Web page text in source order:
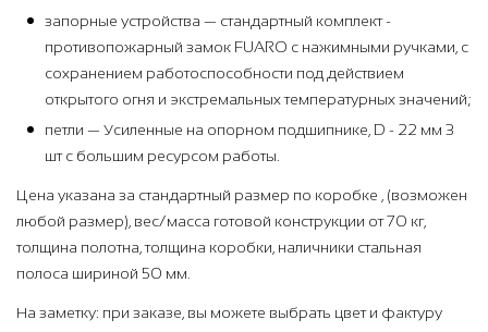
запорные устройства — стандартный комплект -
противопожарный замок FUARO с нажимными ручками, с
сохранением работоспособности под действием
открытого огня и экстремальных температурных значений;
петли — Усиленные на опорном подшипнике, D - 22 мм 3
шт с большим ресурсом работы.
Цена указана за стандартный размер по коробке , (возможен
любой размер), вес/масса готовой конструкции от 70 кг,
толщина полотна, толщина коробки, наличники стальная
полоса шириной 50 мм.
На заметку: при заказе, вы можете выбрать цвет и фактуру